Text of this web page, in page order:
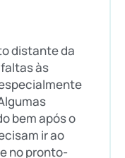
distante da
às
bem após o
ir ao
no pronto-